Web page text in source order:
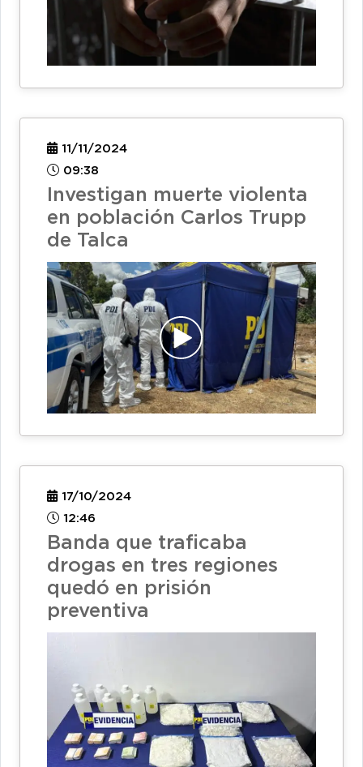
11/11/2024
09:38
Investigan muerte violenta
en población Carlos Trupp
de Talca
17/10/2024
12:46
Banda que traficaba
drogas en tres regiones
quedó en prisión
preventiva